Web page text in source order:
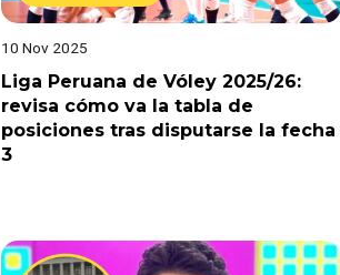
10 Nov 2025
Liga Peruana de Vóley 2025/26:
revisa cómo va la tabla de
posiciones tras disputarse la fecha
3